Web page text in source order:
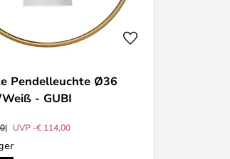
Pendelleuchte Ø36
- GUBI
UVP -€ 114,00